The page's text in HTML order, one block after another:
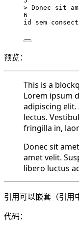
> Donec sit
6
id sem
预览：
This is a
Lorem ipsum
adipiscing
lectus.
fringilla in,
Donec sit
amet velit.
libero luctus
引用可以嵌套（引用
代码：